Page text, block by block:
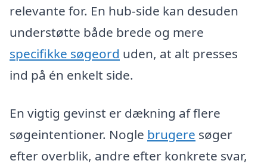
relevante for. En hub-side kan desuden
understøtte både brede og mere
specifikke søgeord uden, at alt presses
ind på én enkelt side.
En vigtig gevinst er dækning af flere
søgeintentioner. Nogle brugere søger
efter overblik, andre efter konkrete svar,